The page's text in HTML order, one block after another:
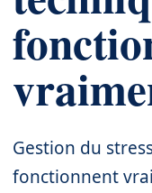
Gestion du
fonctionnent